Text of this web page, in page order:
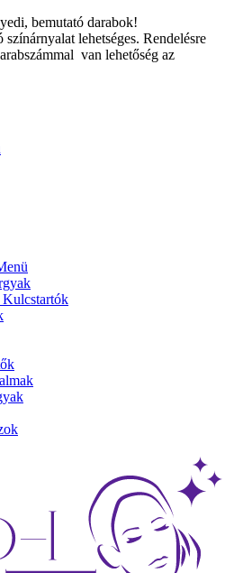
bemutató darabok!
lehetséges. Rendelésre
van lehetőség az